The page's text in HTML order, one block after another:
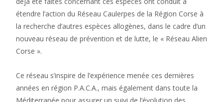
étendre l’action du Réseau Caulerpes de la Région Corse à
la recherche d’autres espèces allogènes, dans le cadre d’un
nouveau réseau de prévention et de lutte, le « Réseau Alien
Corse ».
Ce réseau s’inspire de l’expérience menée ces dernières
années en région P.A.C.A., mais également dans toute la